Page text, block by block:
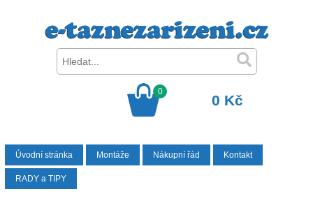
0
0 Kč
Úvodní stránka Montáže Nákupní řád Kontakt
RADY a TIPY